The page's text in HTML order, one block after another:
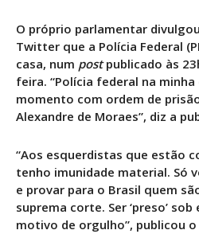
O próprio parlamentar
Twitter que a Polícia Federal
casa, num postpublicado às
feira. “Polícia federal na
momento com ordem de
Alexandre de Moraes”, diz a
“Aos esquerdistas que estão
tenho imunidade material. Só
e provar para o Brasil quem
suprema corte. Ser ‘preso’
motivo de orgulho”, publicou